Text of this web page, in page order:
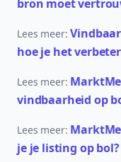
bron moet
Lees meer:
hoe je het
Lees meer:
vindbaarheid op
Lees meer:
je je listing op bol?